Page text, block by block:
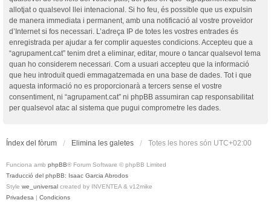
allotjat o qualsevol llei intenacional. Si ho feu, és possible que us expulsin
de manera immediata i permanent, amb una notificació al vostre proveïdor
d’Internet si fos necessari. L’adreça IP de totes les vostres entrades és
enregistrada per ajudar a fer complir aquestes condicions. Accepteu que a
“agrupament.cat” tenim dret a eliminar, editar, moure o tancar qualsevol tema
quan ho considerem necessari. Com a usuari accepteu que la informació
que heu introduït quedi emmagatzemada en una base de dades. Tot i que
aquesta informació no es proporcionarà a tercers sense el vostre
consentiment, ni “agrupament.cat” ni phpBB assumiran cap responsabilitat
per qualsevol atac al sistema que pugui comprometre les dades.
Índex del fòrum Elimina les galetes Totes les hores són UTC+02:00
Funciona amb phpBB® Forum Software © phpBB Limited
Traducció del phpBB: Isaac Garcia Abrodos
Style we_universal created by INVENTEA & v12mike
Privadesa | Condicions